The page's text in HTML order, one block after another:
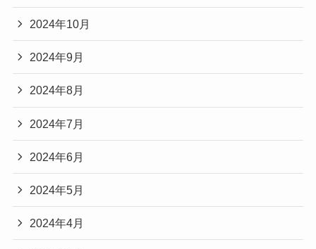
2024年10月
2024年9月
2024年8月
2024年7月
2024年6月
2024年5月
2024年4月